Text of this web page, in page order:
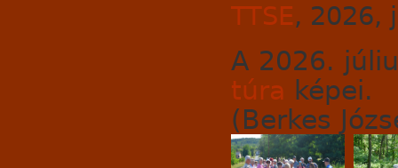
TTSE, 2026,
A 2026.
túra képei.
(Berkes